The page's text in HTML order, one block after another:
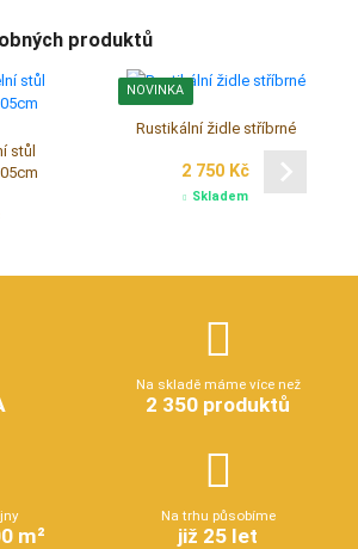
produktů
stůl
NOVINKA
Rustikální židle stříbrné
2 750 Kč
Skladem
Na skladě máme více než
2 350 produktů
m²
Na trhu působíme
již 25 let